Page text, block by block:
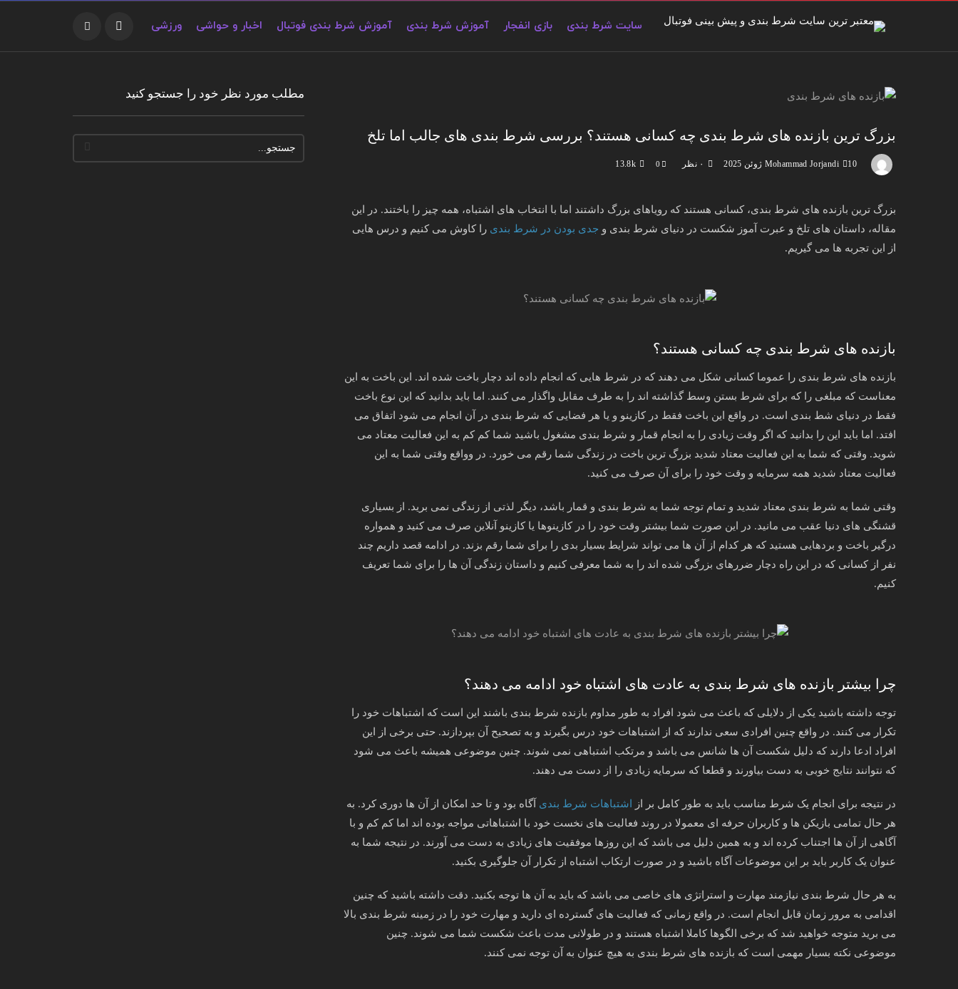
سایت شرط بندی بازی انفجار آموزش شرط بندی آموزش شرط بندی فوتبال اخبار و حواشی ورزشی
بزرگ ترین بازنده های شرط بندی چه کسانی هستند؟ بررسی شرط بندی های جالب اما تلخ
Mohammad Jorjandi 10 ژوئن 2025 ۰ نظر 0
13.8k
بزرگ ترین بازنده های شرط بندی، کسانی هستند که رویاهای بزرگ داشتند اما با انتخاب های اشتباه، همه چیز را باختند. در این
مقاله، داستان های تلخ و عبرت آموز شکست در دنیای شرط بندی و جدی بودن در شرط بندی را کاوش می کنیم و درس هایی
از این تجربه ها می گیریم.
بازنده های شرط بندی چه کسانی هستند؟
بازنده های شرط بندی را عموما کسانی شکل می دهند که در شرط هایی که انجام داده اند دچار باخت شده اند. این باخت به این
معناست که مبلغی را که برای شرط بستن وسط گذاشته اند را به طرف مقابل واگذار می کنند. اما باید بدانید که این نوع باخت
فقط در دنیای شط بندی است. در واقع این باخت فقط در کازینو و یا هر فضایی که شرط بندی در آن انجام می شود اتفاق می
افتد. اما باید این را بدانید که اگر وقت زیادی را به انجام قمار و شرط بندی مشغول باشید شما کم کم به این فعالیت معتاد می
شوید. وقتی که شما به این فعالیت معتاد شدید بزرگ ترین باخت در زندگی شما رقم می خورد. در وواقع وقتی شما به این
فعالیت معتاد شدید همه سرمایه و وقت خود را برای آن صرف می کنید.
وقتی شما به شرط بندی معتاد شدید و تمام توجه شما به شرط بندی و قمار باشد، دیگر لذتی از زندگی نمی برید. از بسیاری
قشنگی های دنیا عقب می مانید. در این صورت شما بیشتر وقت خود را در کازینوها یا کازینو آنلاین صرف می کنید و همواره
درگیر باخت و بردهایی هستید که هر کدام از آن ها می تواند شرایط بسیار بدی را برای شما رقم بزند. در ادامه قصد داریم چند
نفر از کسانی که در این راه دچار ضررهای بزرگی شده اند را به شما معرفی کنیم و داستان زندگی آن ها را برای شما تعریف
کنیم.
چرا بیشتر بازنده‌ های شرط‌ بندی به عادت‌ های اشتباه خود ادامه می‌ دهند؟
توجه داشته باشید یکی از دلایلی که باعث می شود افراد به طور مداوم بازنده شرط بندی باشند این است که اشتباهات خود را
تکرار می کنند. در واقع چنین افرادی سعی ندارند که از اشتباهات خود درس بگیرند و به تصحیح آن بپردازند. حتی برخی از این
افراد ادعا دارند که دلیل شکست آن ها شانس می باشد و مرتکب اشتباهی نمی شوند. چنین موضوعی همیشه باعث می شود
که نتوانند نتایج خوبی به دست بیاورند و قطعا که سرمایه زیادی را از دست می دهند.
در نتیجه برای انجام یک شرط مناسب باید به طور کامل بر از اشتباهات شرط بندی آگاه بود و تا حد امکان از آن ها دوری کرد. به
هر حال تمامی بازیکن ها و کاربران حرفه ای معمولا در روند فعالیت های نخست خود با اشتباهاتی مواجه بوده اند اما کم کم و با
آگاهی از آن ها اجتناب کرده اند و به همین دلیل می باشد که این روزها موفقیت های زیادی به دست می آورند. در نتیجه شما به
عنوان یک کاربر باید بر این موضوعات آگاه باشید و در صورت ارتکاب اشتباه از تکرار آن جلوگیری بکنید.
به هر حال شرط بندی نیازمند مهارت و استراتژی های خاصی می باشد که باید به آن ها توجه بکنید. دقت داشته باشید که چنین
اقدامی به مرور زمان قابل انجام است. در واقع زمانی که فعالیت های گسترده ای دارید و مهارت خود را در زمینه شرط بندی بالا
می برید متوجه خواهید شد که برخی الگوها کاملا اشتباه هستند و در طولانی مدت باعث شکست شما می شوند. چنین
موضوعی نکته بسیار مهمی است که بازنده های شرط بندی به هیچ عنوان به آن توجه نمی کنند.
مطلب مورد نظر خود را جستجو کنید